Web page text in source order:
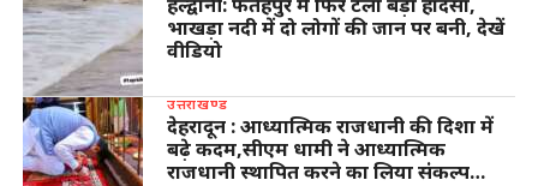
भाखड़ा नदी में दो लोगों की जान पर बनी, देखें
वीडियो
उत्तराखण्ड
देहरादून : आध्यात्मिक राजधानी की दिशा में
बढ़े कदम,सीएम धामी ने आध्यात्मिक
राजधानी स्थापित करने का लिया संकल्प…